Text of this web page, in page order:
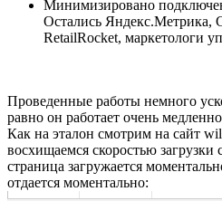
Минимизировано
Остались Яндекс.Метрика,
RetailRocket, маркетологи
Проведенные работы немного
равно он работает очень
Как на эталон смотрим на сайт
восхищаемся скоростью загрузки
страница загружается
отдается моментально: